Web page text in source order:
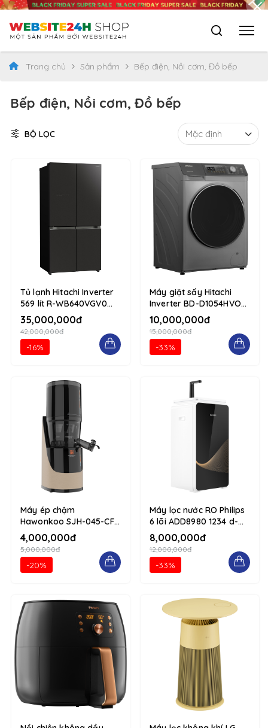
Trang chủ Sản phẩm Bếp điện, Nồi cơm, Đồ bếp
Bếp điện, Nồi cơm, Đồ bếp
BỘ LỌC
Tủ lạnh Hitachi Inverter
569 lít R-WB640VGV0
(GMG) 1234 d-flex flex-
column
35,000,000đ
42,000,000đ
-16%
Máy giặt sấy Hitachi
Inverter BD-D1054HVOS
10.5/7kg 1234 d-flex
flex-column
10,000,000đ
15,000,000đ
-33%
Máy ép chậm
Hawonkoo SJH-045-CF
Nâu 1234 d-flex flex-
column
4,000,000đ
5,000,000đ
-20%
Máy lọc nước RO Philips
6 lõi ADD8980 1234 d-
flex flex-column
8,000,000đ
12,000,000đ
-33%